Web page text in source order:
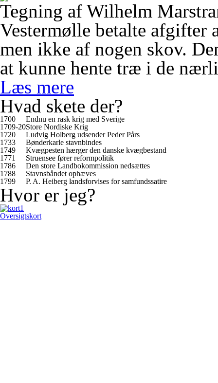
Tegning af Wilhelm
Vestermølle betalte
men ikke af nogen skov.
at kunne hente træ i de
Læs mere
Hvad skete der?
1700
Endnu en rask krig med Sverige
1709-20Store Nordiske Krig
1720
Ludvig Holberg udsender Peder Pårs
1733
Bønderkarle stavnbindes
1749
Kvægpesten hærger den danske kvægbestand
1771
Struensee fører reformpolitik
1786
Den store Landbokommission nedsættes
1788
Stavnsbåndet ophæves
1799
P. A. Heiberg landsforvises for samfundssatire
Hvor er jeg?
Oversigtskort